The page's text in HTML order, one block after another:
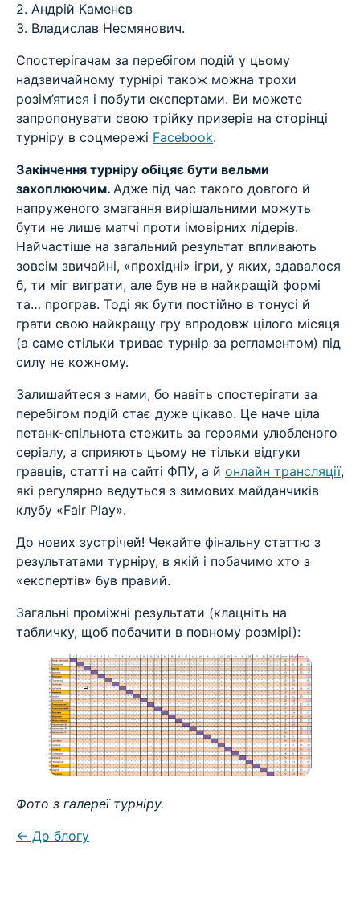
2. Андрій Каменєв
3. Владислав Несмянович.
Спостерігачам за перебігом подій у цьому
надзвичайному турнірі також можна трохи
розім’ятися і побути експертами. Ви можете
запропонувати свою трійку призерів на сторінці
турніру в соцмережі Facebook.
Закінчення турніру обіцяє бути вельми
захоплюючим. Адже під час такого довгого й
напруженого змагання вирішальними можуть
бути не лише матчі проти імовірних лідерів.
Найчастіше на загальний результат впливають
зовсім звичайні, «прохідні» ігри, у яких, здавалося
б, ти міг виграти, але був не в найкращій формі
та… програв. Тоді як бути постійно в тонусі й
грати свою найкращу гру впродовж цілого місяця
(а саме стільки триває турнір за регламентом) під
силу не кожному.
Залишайтеся з нами, бо навіть спостерігати за
перебігом подій стає дуже цікаво. Це наче ціла
петанк-спільнота стежить за героями улюбленого
серіалу, а сприяють цьому не тільки відгуки
гравців, статті на сайті ФПУ, а й онлайн трансляції,
які регулярно ведуться з зимових майданчиків
клубу «Fair Play».
До нових зустрічей! Чекайте фінальну статтю з
результатами турніру, в якій і побачимо хто з
«експертів» був правий.
Загальні проміжні результати (клацніть на
табличку, щоб побачити в повному розмірі):
Фото з галереї турніру.
← До блогу